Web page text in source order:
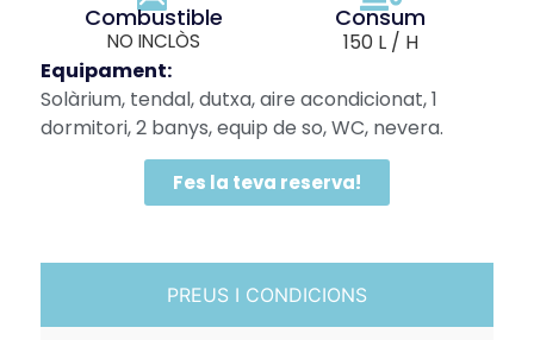
Combustible
NO INCLÒS
Consum
150 L / H
Equipament:
Solàrium, tendal, dutxa, aire acondicionat, 1
dormitori, 2 banys, equip de so, WC, nevera.
Fes la teva reserva!
PREUS I CONDICIONS